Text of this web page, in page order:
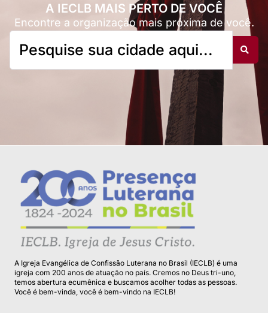
A IECLB MAIS PERTO DE VOCÊ
Encontre a organização mais próxima de você.
A Igreja Evangélica de Confissão Luterana no Brasil (IECLB) é uma
igreja com 200 anos de atuação no país. Cremos no Deus tri-uno,
temos abertura ecumênica e buscamos acolher todas as pessoas.
Você é bem-vinda, você é bem-vindo na IECLB!